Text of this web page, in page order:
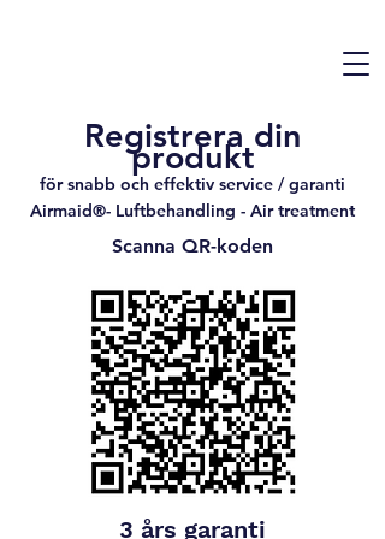
Registrera din
produkt
för snabb och effektiv service / garanti
Airmaid®- Luftbehandling - Air treatment
Scanna QR-koden
3 års garanti